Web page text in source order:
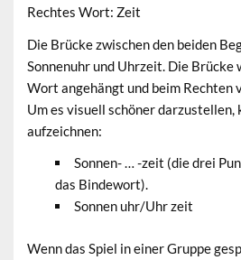
Rechtes Wort: Zeit
Die Brücke zwischen den beiden
Sonnenuhr und Uhrzeit. Die Brücke
Wort angehängt und beim Rechten
Um es visuell schöner darzustellen,
aufzeichnen:
Sonnen- … -zeit (die drei
das Bindewort).
Sonnen uhr/Uhr zeit
Wenn das Spiel in einer Gruppe